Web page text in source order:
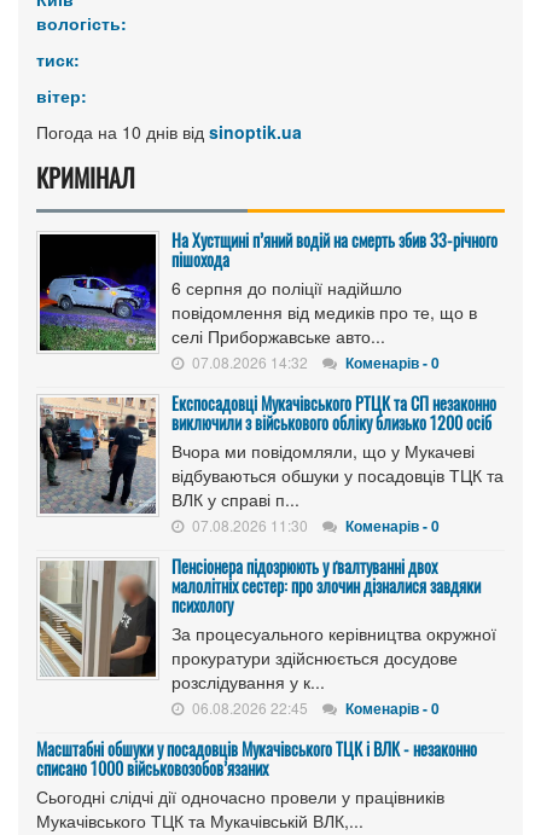
вологість:
тиск:
вітер:
Погода на 10 днів від sinoptik.ua
КРИМІНАЛ
На Хустщині п’яний водій на смерть збив 33-річного
пішохода
6 серпня до поліції надійшло
повідомлення від медиків про те, що в
селі Приборжавське авто...
07.08.2026 14:32 Коменарів - 0
Експосадовці Мукачівського РТЦК та СП незаконно
виключили з військового обліку близько 1200 осіб
Вчора ми повідомляли, що у Мукачеві
відбуваються обшуки у посадовців ТЦК та
ВЛК у справі п...
07.08.2026 11:30 Коменарів - 0
Пенсіонера підозрюють у ґвалтуванні двох
малолітніх сестер: про злочин дізналися завдяки
психологу
За процесуального керівництва окружної
прокуратури здійснюється досудове
розслідування у к...
06.08.2026 22:45 Коменарів - 0
Масштабні обшуки у посадовців Мукачівського ТЦК і ВЛК - незаконно
списано 1000 військовозобов’язаних
Сьогодні слідчі дії одночасно провели у працівників
Мукачівського ТЦК та Мукачівській ВЛК,...